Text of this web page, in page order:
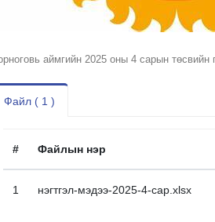
аймгийн 2025 оны 4 сарын төсвийн
Файл ( 1 )
# Файлын нэр
1 нэгтгэл-мэдээ-2025-4-сар.xlsx